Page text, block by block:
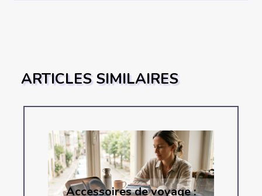
ARTICLES SIMILAIRES
Accessoires de voyage :